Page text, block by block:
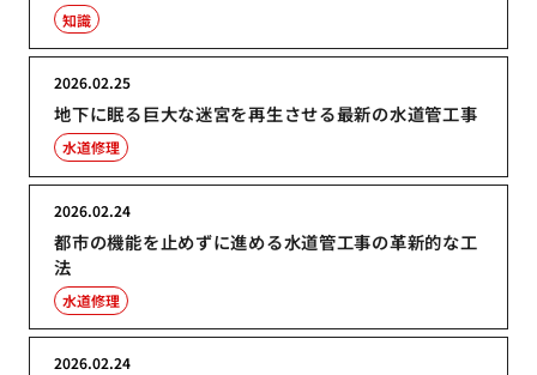
知識
地下に眠る巨大な迷宮を再生させる最新の水道管工事
2026.02.25
水道修理
都市の機能を止めずに進める水道管工事の革新的な工
法
2026.02.24
水道修理
2026.02.24